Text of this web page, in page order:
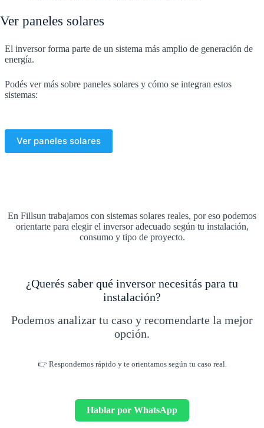
Ver paneles solares
El inversor forma parte de un sistema más amplio de generación de
energía.
Podés ver más sobre paneles solares y cómo se integran estos
sistemas:
Ver paneles solares
En Fillsun trabajamos con sistemas solares reales, por eso podemos
orientarte para elegir el inversor adecuado según tu instalación,
consumo y tipo de proyecto.
¿Querés saber qué inversor necesitás para tu
instalación?
Podemos analizar tu caso y recomendarte la mejor
opción.
👉 Respondemos rápido y te orientamos según tu caso real.
Hablar por WhatsApp